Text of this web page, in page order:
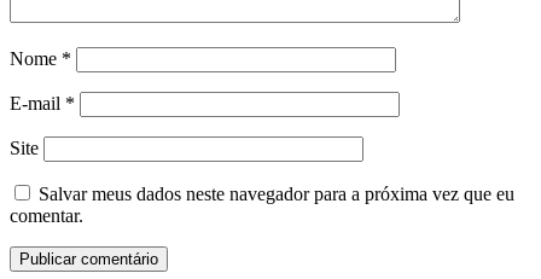
Nome *
E-mail *
Site
Salvar meus dados neste navegador para a próxima vez que eu
comentar.